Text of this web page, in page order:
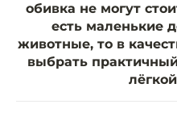
обивка не могут
есть маленькие
животные, то в
выбрать